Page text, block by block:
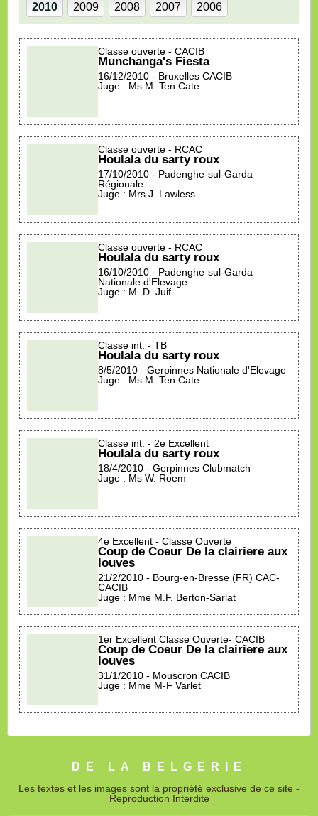
2010 2009 2008 2007 2006
Classe ouverte - CACIB
munchanga's Fiesta
16/12/2010 - Bruxelles CACIB
Juge : Ms M. Ten Cate
Classe ouverte - RCAC
Houlala du sarty roux
17/10/2010 - Padenghe-sul-Garda
Régionale
Juge : Mrs J. Lawless
Classe ouverte - RCAC
Houlala du sarty roux
16/10/2010 - Padenghe-sul-Garda
Nationale d'Elevage
Juge : M. D. Juif
Classe int. - TB
Houlala du sarty roux
8/5/2010 - Gerpinnes Nationale d'Elevage
Juge : Ms M. Ten Cate
Classe int. - 2e Excellent
Houlala du sarty roux
18/4/2010 - Gerpinnes Clubmatch
Juge : Ms W. Roem
4e Excellent - Classe Ouverte
Coup de Coeur De la clairiere aux
louves
21/2/2010 - Bourg-en-Bresse (FR) CAC-
CACIB
Juge : Mme M.F. Berton-Sarlat
1er Excellent Classe Ouverte- CACIB
Coup de Coeur De la clairiere aux
louves
31/1/2010 - Mouscron CACIB
Juge : Mme M-F Varlet
DE LA BELGERIE
Les textes et les images sont la propriété exclusive de ce site -
Reproduction Interdite